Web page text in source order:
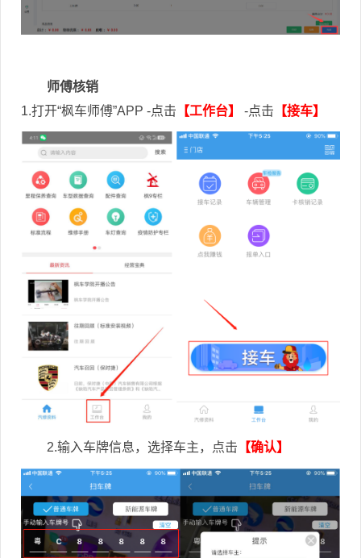
师傅核销
1.打开“枫车师傅”APP -点击 【工作台】 -点击 【接车】
2.输入车牌信息，选择车主，点击 【确认】